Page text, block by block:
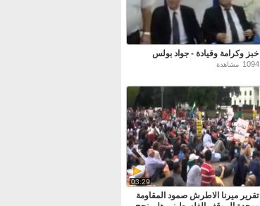
خبز وكرامة وقيادة - جواد بولس
1094 مشاهدة
03:29
تقرير ميرنا الاطرش صمود المقاومة